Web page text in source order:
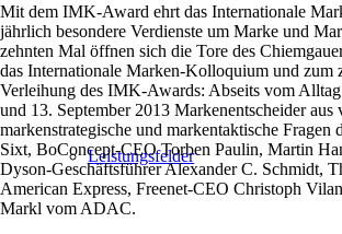
Leistungsfelder
Mit dem IMK-Award ehrt das Internationale
jährlich besondere Verdienste um Marke und
zehnten Mal öffnen sich die Tore des
das Internationale Marken-Kolloquium und zum
Verleihung des IMK-Awards: Abseits vom
und 13. September 2013 Markenentscheider
markenstrategische und markentaktische Fragen
Sixt, BoConcept-CEO Torben Paulin, Martin
Dyson-Geschäftsführer Alexander C. Schmidt,
American Express, Freenet-CEO Christoph
Markl vom ADAC.